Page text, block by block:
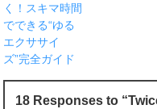
く！スキマ時間
でできる“ゆる
エクササイ
ズ”完全ガイド
18 Responses to